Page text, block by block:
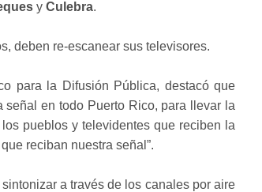
y Culebra.
deben re-escanear sus televisores.
para la Difusión Pública, destacó que
señal en todo Puerto Rico, para llevar la
pueblos y televidentes que reciben la
reciban nuestra señal”.
a través de los canales por aire